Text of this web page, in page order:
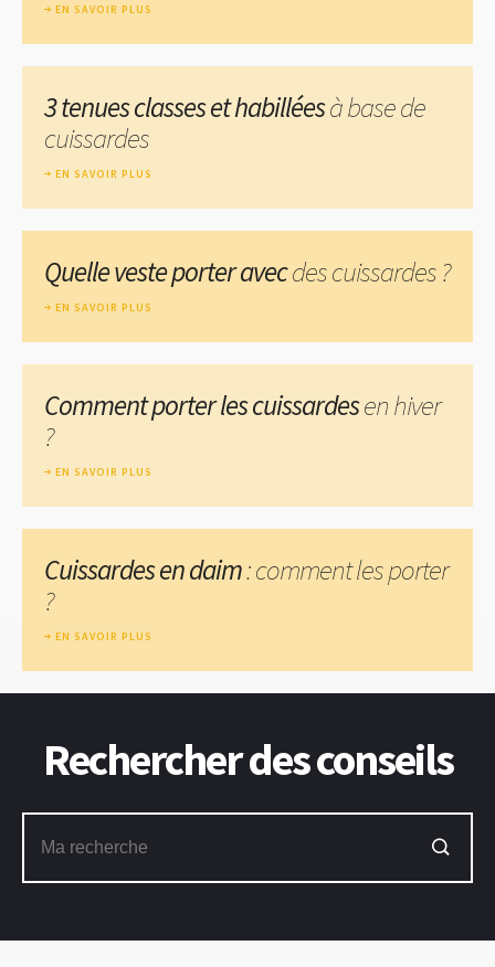
EN SAVOIR PLUS
3 tenues classes et habilléesà base de
cuissardes
EN SAVOIR PLUS
Quelle veste porter avecdes cuissardes ?
EN SAVOIR PLUS
Comment porter les cuissardesen hiver
?
EN SAVOIR PLUS
Cuissardes en daim: comment les porter
?
EN SAVOIR PLUS
Rechercher des conseils